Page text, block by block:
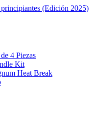
(Edición 2025)
4 Piezas
Kit
Heat Break